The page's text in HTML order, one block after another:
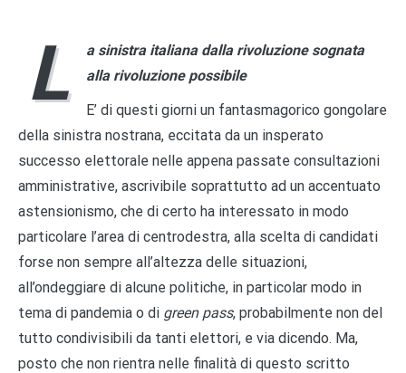
L
a sinistra italiana dalla rivoluzione sognata
alla rivoluzione possibile
E’ di questi giorni un fantasmagorico gongolare
della sinistra nostrana, eccitata da un insperato
successo elettorale nelle appena passate consultazioni
amministrative, ascrivibile soprattutto ad un accentuato
astensionismo, che di certo ha interessato in modo
particolare l’area di centrodestra, alla scelta di candidati
forse non sempre all’altezza delle situazioni,
all’ondeggiare di alcune politiche, in particolar modo in
tema di pandemia o di green pass, probabilmente non del
tutto condivisibili da tanti elettori, e via dicendo. Ma,
posto che non rientra nelle finalità di questo scritto